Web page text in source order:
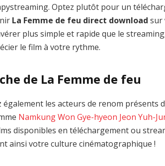
Optez plutôt pour un
La Femme de feu direct download sur
plus simple et rapide que le
le film à votre rythme.
de La Femme de feu
également les acteurs de renom présents
Namkung Won Gye-hyeon Jeon Yuh-
disponibles en téléchargement ou
ainsi votre culture cinématographique !